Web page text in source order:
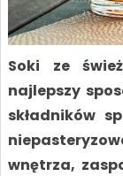
Soki ze
najlepszy
składników
wnętrza,